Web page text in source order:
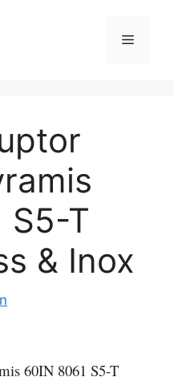
Meniu
S5-T
& Inox
60IN 8061 S5-T